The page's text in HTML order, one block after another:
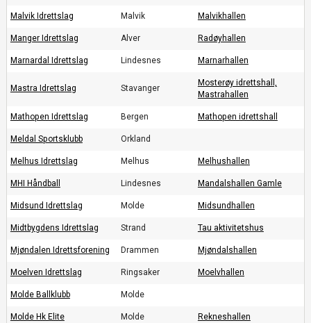
Malvik Idrettslag Malvik Malvikhallen
Manger Idrettslag Alver Radøyhallen
Marnardal Idrettslag Lindesnes Marnarhallen
Mastra Idrettslag Stavanger
Mosterøy idrettshall,
Mastrahallen
Mathopen Idrettslag Bergen Mathopen idrettshall
Meldal Sportsklubb Orkland
Melhus Idrettslag Melhus Melhushallen
MHI Håndball Lindesnes Mandalshallen Gamle
Midsund Idrettslag Molde Midsundhallen
Midtbygdens Idrettslag Strand Tau aktivitetshus
Mjøndalen Idrettsforening Drammen Mjøndalshallen
Moelven Idrettslag Ringsaker Moelvhallen
Molde Ballklubb Molde
Molde Hk Elite Molde Rekneshallen